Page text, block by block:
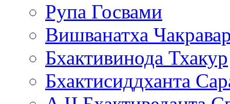
Рупа Госвами
Вишванатха
Бхактивинода Тхакур
Бхактисиддханта